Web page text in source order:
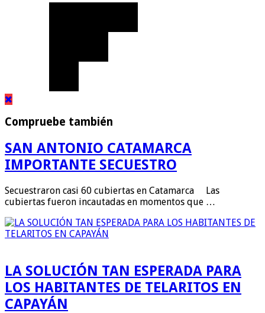
Compruebe también
SAN ANTONIO CATAMARCA
IMPORTANTE SECUESTRO
Secuestraron casi 60 cubiertas en Catamarca Las
cubiertas fueron incautadas en momentos que …
LA SOLUCIÓN TAN ESPERADA PARA
LOS HABITANTES DE TELARITOS EN
CAPAYÁN